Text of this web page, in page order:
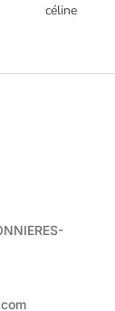
céline